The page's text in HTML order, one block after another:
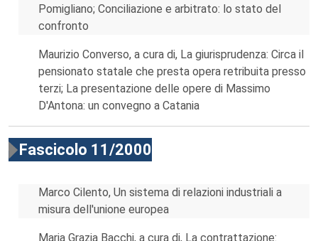
Pomigliano; Conciliazione e arbitrato: lo stato del
confronto
Maurizio Converso, a cura di, La giurisprudenza: Circa il
pensionato statale che presta opera retribuita presso
terzi; La presentazione delle opere di Massimo
D'Antona: un convegno a Catania
Fascicolo 11/2000
Marco Cilento, Un sistema di relazioni industriali a
misura dell'unione europea
Maria Grazia Bacchi, a cura di, La contrattazione: